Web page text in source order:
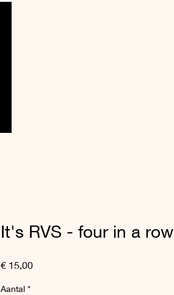
It's RVS - four in a row
€ 15,00Prijs
Aantal *